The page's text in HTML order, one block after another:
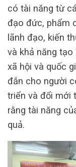
có tài năng từ
đạo đức, phẩm
lãnh đạo, kiến
và khả năng
xã hội và quốc
đắn cho người
triển và đổi mới
rằng tài năng
quả.